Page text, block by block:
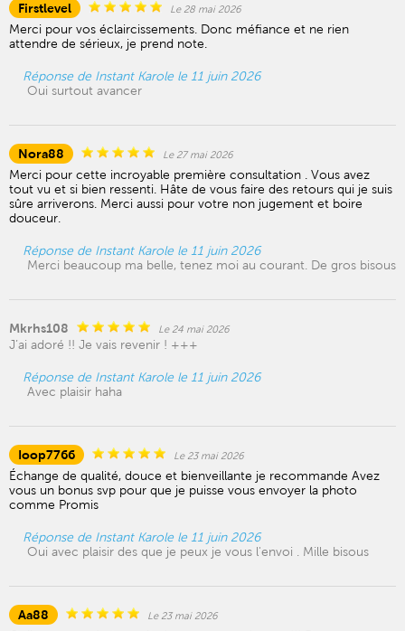
Firstlevel Le 28 mai 2026
Merci pour vos éclaircissements. Donc méfiance et ne rien
attendre de sérieux, je prend note.
Réponse de Instant Karole le 11 juin 2026
Oui surtout avancer
Nora88 Le 27 mai 2026
Merci pour cette incroyable première consultation . Vous avez
tout vu et si bien ressenti. Hâte de vous faire des retours qui je suis
sûre arriverons. Merci aussi pour votre non jugement et boire
douceur.
Réponse de Instant Karole le 11 juin 2026
Merci beaucoup ma belle, tenez moi au courant. De gros bisous
Mkrhs108 Le 24 mai 2026
J’ai adoré !! Je vais revenir ! +++
Réponse de Instant Karole le 11 juin 2026
Avec plaisir haha
Ioop7766 Le 23 mai 2026
Échange de qualité, douce et bienveillante je recommande Avez
vous un bonus svp pour que je puisse vous envoyer la photo
comme Promis
Réponse de Instant Karole le 11 juin 2026
Oui avec plaisir des que je peux je vous l'envoi . Mille bisous
Aa88 Le 23 mai 2026